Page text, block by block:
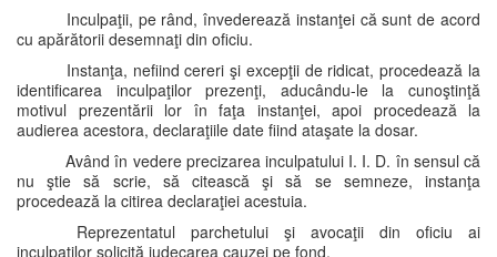
Inculpaţii, pe rând, învederează instanţei că sunt de acord
cu apărătorii desemnaţi din oficiu.
Instanţa, nefiind cereri şi excepţii de ridicat, procedează la
identificarea inculpaţilor prezenţi, aducându-le la cunoştinţă
motivul prezentării lor în faţa instanţei, apoi procedează la
audierea acestora, declaraţiile date fiind ataşate la dosar.
Având în vedere precizarea inculpatului I. I. D. în sensul că
nu ştie să scrie, să citească şi să se semneze, instanţa
procedează la citirea declaraţiei acestuia.
Reprezentatul parchetului şi avocaţii din oficiu ai
inculpaţilor solicită judecarea cauzei pe fond.